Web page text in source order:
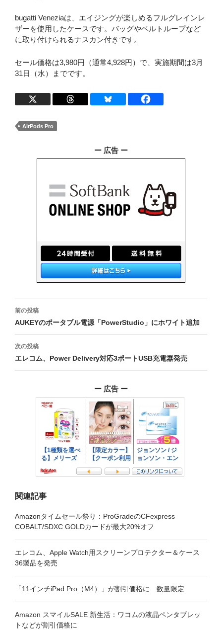
bugatti Veneziaは、エイジングが楽しめるフルグレインレ
ザーを使用したケースです。バッグやベルトループなど
に取り付けられるナスカン付きです。
セール価格は3,980円（通常4,928円）で、実施期間は3月
31日（水）までです。
AirPods Pro
ー 広告 ー
投
稿
ナ
ビ
前の投稿
AUKEYのポータブル電源「PowerStudio」にホワイト追加
次の投稿
エレコム、Power Delivery対応3ポートUSB充電器発売
ー 広告 ー
関連記事
Amazonタイムセール祭り：ProGradeのCFexpress
COBALT/SDXC GOLDカードが最大20%オフ
エレコム、Apple Watch用スクリーンプロテクター＆ケース
36製品を発売
「11インチiPad Pro（M4）」が割引価格に 数量限定
Amazon スマイルSALE 新生活：ワコムの液晶ペンタブレッ
トなどが割引価格に